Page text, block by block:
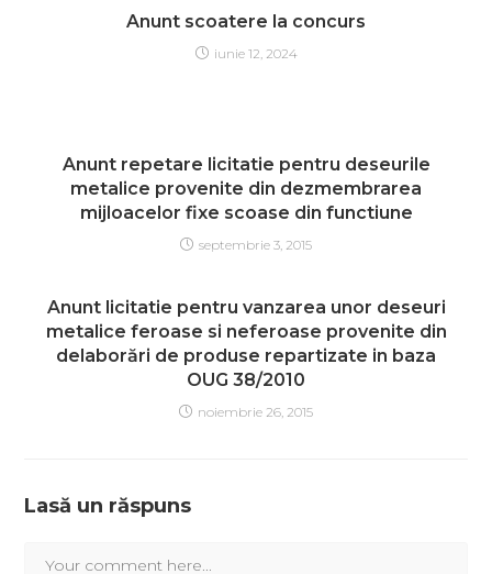
Anunt scoatere la concurs
iunie 12, 2024
Anunt repetare licitatie pentru deseurile
metalice provenite din dezmembrarea
mijloacelor fixe scoase din functiune
septembrie 3, 2015
Anunt licitatie pentru vanzarea unor deseuri
metalice feroase si neferoase provenite din
delaborări de produse repartizate in baza
OUG 38/2010
noiembrie 26, 2015
Lasă un răspuns